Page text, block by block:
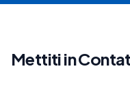
Mettiti in